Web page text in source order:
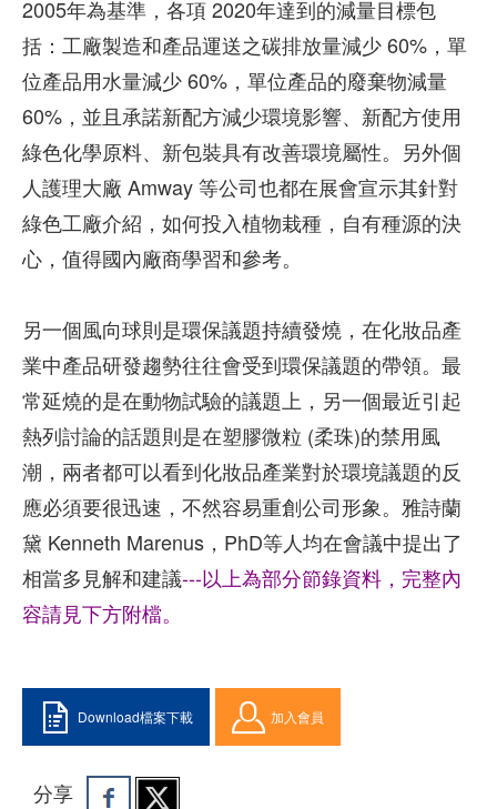
2005年為基準，各項 2020年達到的減量目標包
括：工廠製造和產品運送之碳排放量減少 60%，單
位產品用水量減少 60%，單位產品的廢棄物減量
60%，並且承諾新配方減少環境影響、新配方使用
綠色化學原料、新包裝具有改善環境屬性。另外個
人護理大廠 Amway 等公司也都在展會宣示其針對
綠色工廠介紹，如何投入植物栽種，自有種源的決
心，值得國內廠商學習和參考。
另一個風向球則是環保議題持續發燒，在化妝品產
業中產品研發趨勢往往會受到環保議題的帶領。最
常延燒的是在動物試驗的議題上，另一個最近引起
熱列討論的話題則是在塑膠微粒 (柔珠)的禁用風
潮，兩者都可以看到化妝品產業對於環境議題的反
應必須要很迅速，不然容易重創公司形象。雅詩蘭
黛 Kenneth Marenus，PhD等人均在會議中提出了
相當多見解和建議---以上為部分節錄資料，完整內
容請見下方附檔。
Download檔案下載 加入會員
分享